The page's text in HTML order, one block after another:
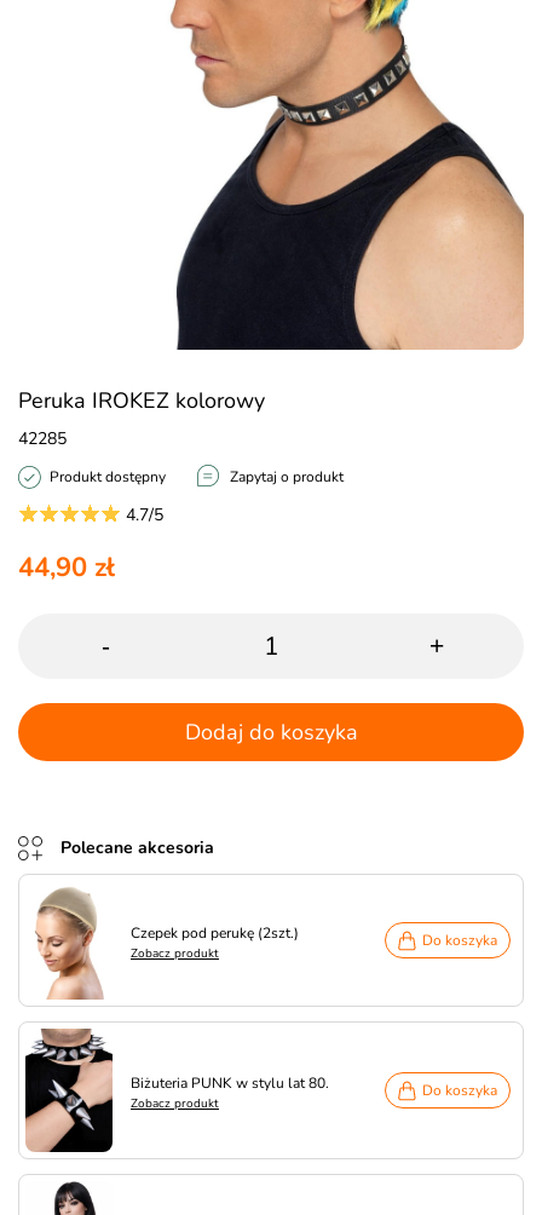
Peruka IROKEZ kolorowy
42285
Produkt dostępny Zapytaj o produkt
4.7/5
44,90 zł
- +
Dodaj do koszyka
Polecane akcesoria
Czepek pod perukę (2szt.)
Zobacz produkt
Do koszyka
Biżuteria PUNK w stylu lat 80.
Zobacz produkt
Do koszyka